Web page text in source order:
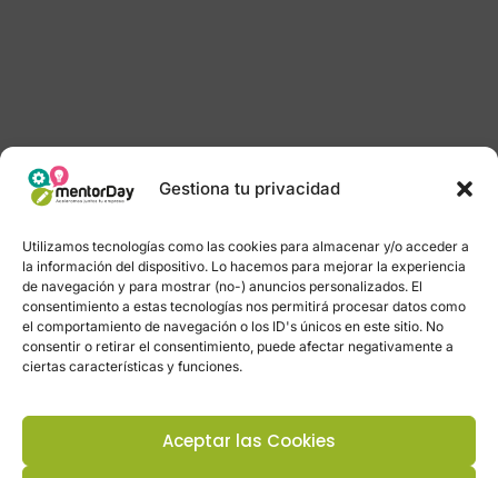
Gestiona tu privacidad
Utilizamos tecnologías como las cookies para almacenar y/o acceder a
la información del dispositivo. Lo hacemos para mejorar la experiencia
de navegación y para mostrar (no-) anuncios personalizados. El
consentimiento a estas tecnologías nos permitirá procesar datos como
el comportamiento de navegación o los ID's únicos en este sitio. No
consentir o retirar el consentimiento, puede afectar negativamente a
ciertas características y funciones.
Aceptar las Cookies